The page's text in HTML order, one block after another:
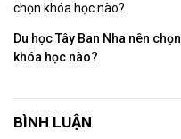
Du học Tây Ban Nha nên chọn
khóa học nào?
BÌNH LUẬN